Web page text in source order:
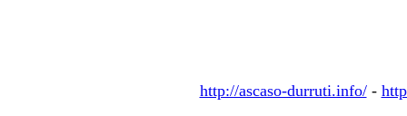
http://ascaso-durruti.info/-